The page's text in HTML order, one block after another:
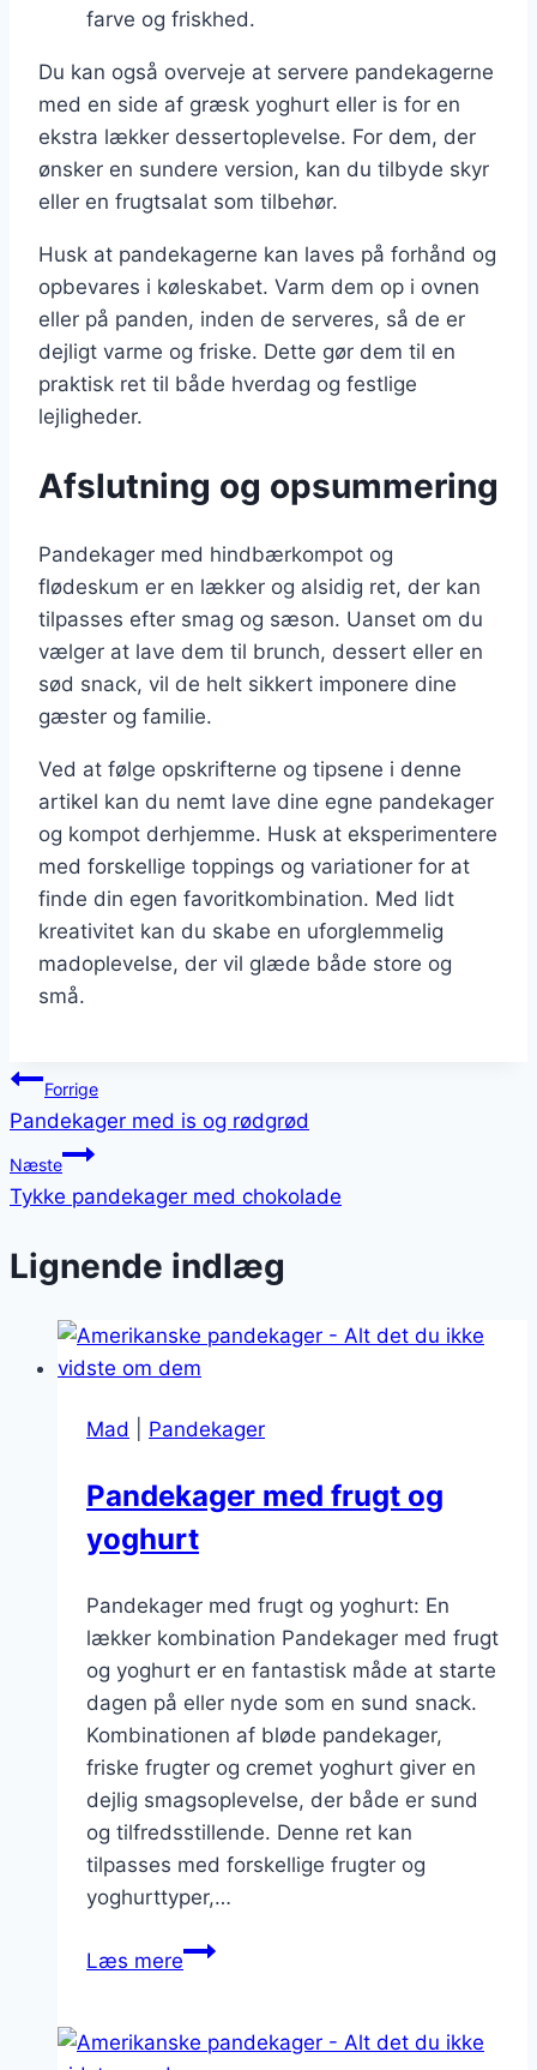
farve og friskhed.
Du kan også overveje at servere pandekagerne
med en side af græsk yoghurt eller is for en
ekstra lækker dessertoplevelse. For dem, der
ønsker en sundere version, kan du tilbyde skyr
eller en frugtsalat som tilbehør.
Husk at pandekagerne kan laves på forhånd og
opbevares i køleskabet. Varm dem op i ovnen
eller på panden, inden de serveres, så de er
dejligt varme og friske. Dette gør dem til en
praktisk ret til både hverdag og festlige
lejligheder.
Afslutning og opsummering
Pandekager med hindbærkompot og
flødeskum er en lækker og alsidig ret, der kan
tilpasses efter smag og sæson. Uanset om du
vælger at lave dem til brunch, dessert eller en
sød snack, vil de helt sikkert imponere dine
gæster og familie.
Ved at følge opskrifterne og tipsene i denne
artikel kan du nemt lave dine egne pandekager
og kompot derhjemme. Husk at eksperimentere
med forskellige toppings og variationer for at
finde din egen favoritkombination. Med lidt
kreativitet kan du skabe en uforglemmelig
madoplevelse, der vil glæde både store og
små.
Indlægsnavigation
Forrige
Pandekager med is og rødgrød
Næste
Tykke pandekager med chokolade
Lignende indlæg
Mad Pandekager
Pandekager med frugt og
yoghurt
Pandekager med frugt og yoghurt: En
lækker kombination Pandekager med frugt
og yoghurt er en fantastisk måde at starte
dagen på eller nyde som en sund snack.
Kombinationen af bløde pandekager,
friske frugter og cremet yoghurt giver en
dejlig smagsoplevelse, der både er sund
og tilfredsstillende. Denne ret kan
tilpasses med forskellige frugter og
yoghurttyper,…
Læs merePandekager
og